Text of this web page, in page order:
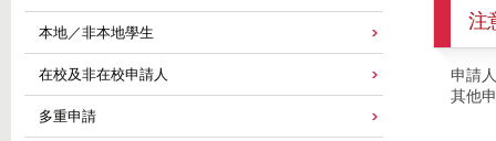
本地／非本地學生
在校及非在校申請人
多重申請
注
申請
其他